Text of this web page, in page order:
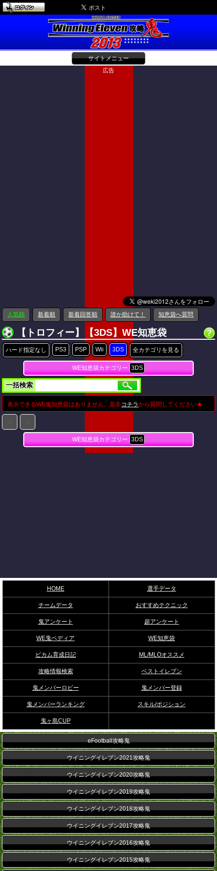
サイトメニュー
広告
人気順 新着順 新着回答順 誰か助けて！ 知恵袋へ質問
【トロフィー】【3DS】WE知恵袋
ハード指定なし PS3 PSP Wii 3DS 全カテゴリを見る
WE知恵袋カテゴリー 3DS
一括検索
表示できるWE鬼知恵袋はありません。是非コチラから質問してください★
WE知恵袋カテゴリー 3DS
HOME 選手データ
チームデータ おすすめテクニック
鬼アンケート 超アンケート
WE鬼ペディア WE知恵袋
ビカム育成日記 ML/MLOオススメ
攻略情報検索 ベストイレブン
鬼メンバーロビー 鬼メンバー登録
鬼メンバーランキング スキル/ポジション
鬼ヶ島CUP
eFootball攻略鬼
ウイニングイレブン2021攻略鬼
ウイニングイレブン2020攻略鬼
ウイニングイレブン2019攻略鬼
ウイニングイレブン2018攻略鬼
ウイニングイレブン2017攻略鬼
ウイニングイレブン2016攻略鬼
ウイニングイレブン2015攻略鬼